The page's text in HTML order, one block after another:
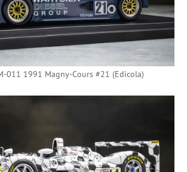
011 1991 Magny-Cours #21 (Edicola)